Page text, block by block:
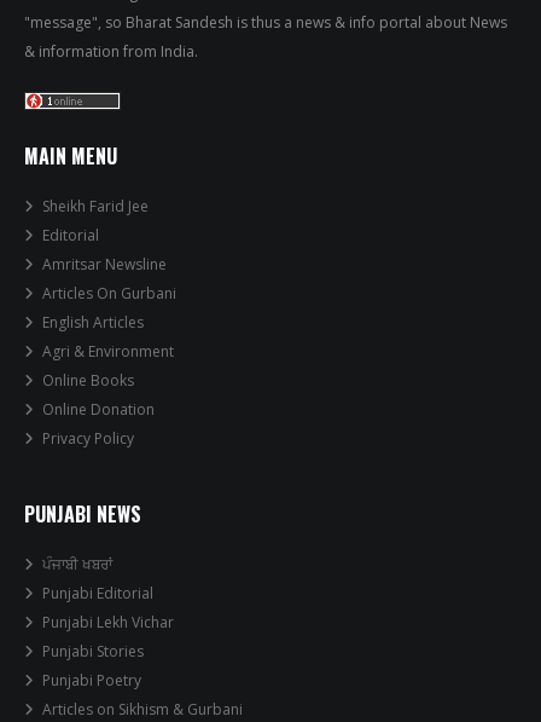
"message", so Bharat Sandesh is thus a news & info portal about News
& information from India.
MAIN MENU
Sheikh Farid Jee
Editorial
Amritsar Newsline
Articles On Gurbani
English Articles
Agri & Environment
Online Books
Online Donation
Privacy Policy
PUNJABI NEWS
ਪੰਜਾਬੀ ਖਬਰਾਂ
Punjabi Editorial
Punjabi Lekh Vichar
Punjabi Stories
Punjabi Poetry
Articles on Sikhism & Gurbani